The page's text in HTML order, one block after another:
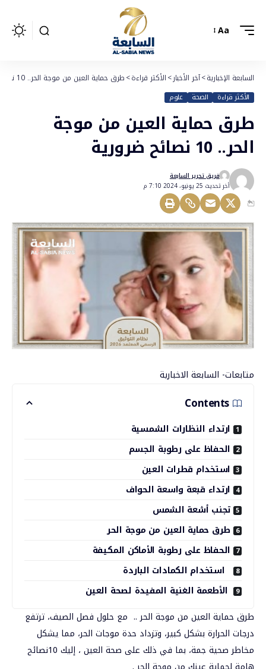
Aa
السابعة الإخبارية>آخر الأخبار>الأكثر قراءة>طرق حماية العين من موجة الحر.. 10 نصائح ضرورية
الأكثر قراءة الصحة علوم
طرق حماية العين من موجة
الحر.. 10 نصائح ضرورية
أخر تحديث 25 يونيو، 2024 7:10 م
فريق تحرير السابعة
متابعات- السابعة الاخبارية
Contents
ارتداء النظارات الشمسية
الحفاظ على رطوبة الجسم
استخدام قطرات العين
ارتداء قبعة واسعة الحواف
تجنب أشعة الشمس
طرق حماية العين من موجة الحر
الحفاظ على رطوبة الأماكن المكيفة
استخدام الكمادات الباردة
الأطعمة الغنية المفيدة لصحة العين
طرق حماية العين من موجة الحر .. مع حلول فصل الصيف، ترتفع
درجات الحرارة بشكل كبير، وتزداد حدة موجات الحر، مما يشكل
مخاطر صحية جمة، بما في ذلك على صحة العين ، إليك 10نصائح